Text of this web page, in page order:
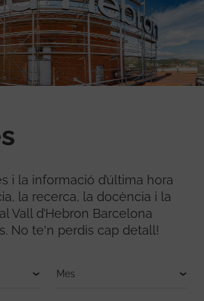
i la informació d’última hora
la recerca, la docència i la
Vall d’Hebron Barcelona
No te'n perdis cap detall!